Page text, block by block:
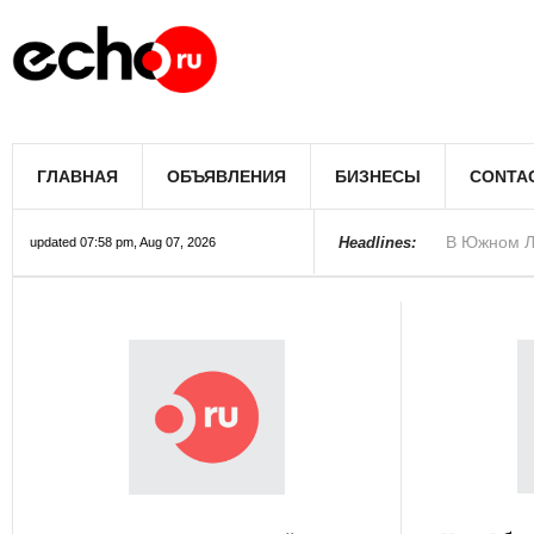
ГЛАВНАЯ ОБЪЯВЛЕНИЯ БИЗНЕСЫ
updated 07:58 pm, Aug 07, 2026 Headlines:
В Лос-
В Южном
Купить
Полиция
Цены на
Раскрыты
Джеймс
Сенат США
Королеву
При